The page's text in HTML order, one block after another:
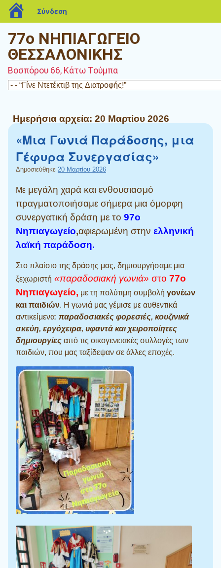
77ο ΝΗΠΙΑΓΩΓΕΙΟ
ΘΕΣΣΑΛΟΝΙΚΗΣ
Βοσπόρου 66, Κάτω Τούμπα
Ημερήσια αρχεία: 20 Μαρτίου 2026
«Μια Γωνιά Παράδοσης, μια
Γέφυρα Συνεργασίας»
Δημοσιεύθηκε 20 Μαρτίου 2026
Με μεγάλη χαρά και ενθουσιασμό
πραγματοποιήσαμε σήμερα μια όμορφη
συνεργατική δράση με το 97ο
Νηπιαγωγείο,αφιερωμένη στην ελληνική
λαϊκή παράδοση.
Στο πλαίσιο της δράσης μας, δημιουργήσαμε μια
ξεχωριστή «παραδοσιακή γωνιά» στο 77ο
Νηπιαγωγείο, με τη πολύτιμη συμβολή γονέων
και παιδιών. Η γωνιά μας γέμισε με αυθεντικά
αντικείμενα: παραδοσιακές φορεσιές, κουζινικά
σκεύη, εργόχειρα, υφαντά και χειροποίητες
δημιουργίες από τις οικογενειακές συλλογές των
παιδιών, που μας ταξίδεψαν σε άλλες εποχές.
blogs.sch.gr
Σύνδεση